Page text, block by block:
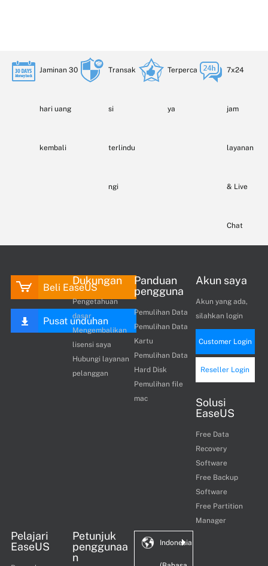
Jaminan 30
hari uang
kembali
Transak
si
terlindu
ngi
Terperca
ya
7x24
jam
layanan
& Live
Chat
Beli EaseUS
Pusat unduhan
Dukungan
Pengetahuan
dasar
Mengembalikan
lisensi saya
Hubungi layanan
pelanggan
Panduan
pengguna
Pemulihan Data
Pemulihan Data
Kartu
Pemulihan Data
Hard Disk
Pemulihan file
mac
Akun saya
Akun yang ada,
silahkan login
Customer Login
Reseller Login
Solusi
EaseUS
Free Data
Recovery
Software
Free Backup
Software
Free Partition
Manager
Pelajari
EaseUS
Petunjuk
penggunaa
n
Indonesia